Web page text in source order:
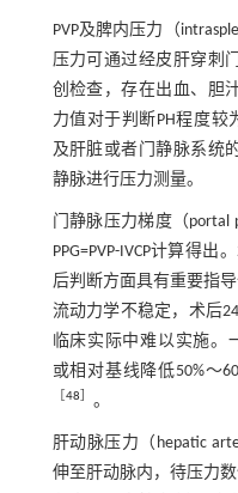
PVP及脾内压力（
压力可通过经皮肝穿刺
创检查，存在出血、胆
力值对于判断PH程度较
及肝脏或者门静脉系统
静脉进行压力测量。
门静脉压力梯度（portal
PPG=PVP-IVCP计算得出
后判断方面具有重要指
流动力学不稳定，术后
临床实际中难以实施。
或相对基线降低50%～
48 。
肝动脉压力（hepatic
伸至肝动脉内，待压力